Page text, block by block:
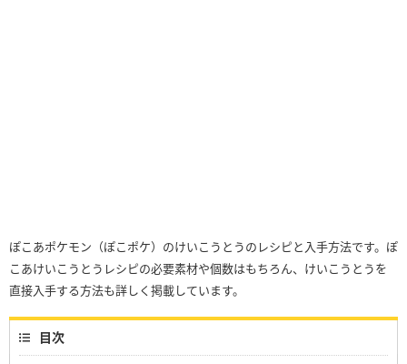
ぽこあポケモン（ぽこポケ）のけいこうとうのレシピと入手方法です。ぽ
こあけいこうとうレシピの必要素材や個数はもちろん、けいこうとうを
直接入手する方法も詳しく掲載しています。
目次